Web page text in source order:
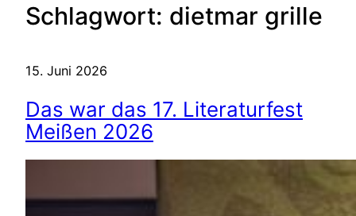
Schlagwort: dietmar grille
15. Juni 2026
Das war das 17. Literaturfest
Meißen 2026